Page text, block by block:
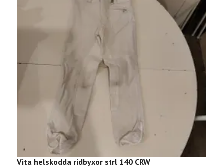
Vita helskodda ridbyxor strl 140 CRW